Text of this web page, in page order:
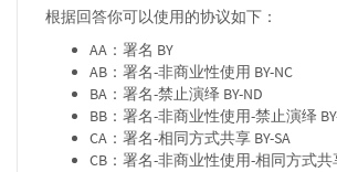
根据回答你可以使用的协议如下：
AA：署名 BY
AB：署名-非商业性使用 BY-NC
BA：署名-禁止演绎 BY-ND
BB：署名-非商业性使用-禁止演绎
CA：署名-相同方式共享 BY-SA
CB：署名-非商业性使用-相同方式共